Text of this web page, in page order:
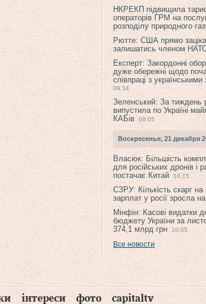
НКРЕКП підвищила
операторів ГРМ на
розподілу природного
Рютте: США прямо
залишатись членом
Експерт: Закордонні
дуже обережні щодо
співпраці з
09:34
Зеленський: За тиждень
випустила по Україні
КАБів
09:05
Воскресенье, 21 декабря
Власюк: Більшість
для російських дронів і
постачає Китай
16:15
СЗРУ: Кількість скарг на
зарплат у росії зросла
Мінфін: Касові видатки
бюджету України за
374,1 млрд грн
10:05
Все новости
інтереси фото capitaltv